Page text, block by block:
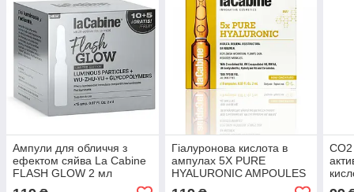
Ампули для обличчя з
ефектом сяйва La Cabine
FLASH GLOW 2 мл
Гіалуронова кислота в
ампулах 5X PURE
HYALURONIC AMPOULES
СО2